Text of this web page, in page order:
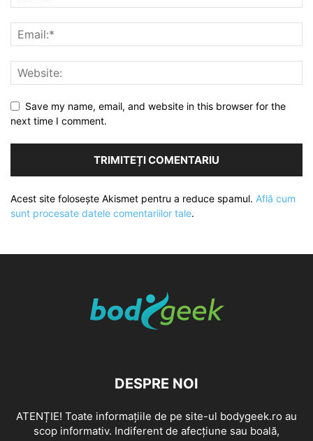
Save my name, email, and website in this browser for the
next time I comment.
Acest site folosește Akismet pentru a reduce spamul. Află cum
sunt procesate datele comentariilor tale.
DESPRE NOI
ATENȚIE! Toate informațiile de pe site-ul bodygeek.ro au
scop informativ. Indiferent de afecțiune sau boală,